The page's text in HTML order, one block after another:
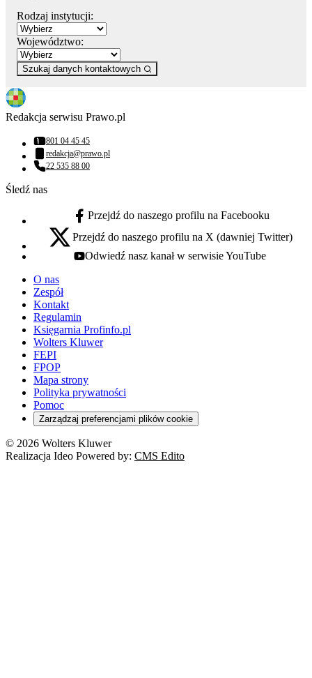
Rodzaj instytucji:
Województwo:
Szukaj danych kontaktowych
Redakcja serwisu Prawo.pl
Numer telefonu:
801 04 45 45
Adres email:
redakcja@prawo.pl
Numer telefonu:
22 535 88 00
Śledź nas
facebook - otwiera się w nowej karcie
Przejdź do naszego profilu na Facebooku
x - otwiera się w nowej karcie
Przejdź do naszego profilu na X (dawniej Twitter)
youtube - otwiera się w nowej karcie
Odwiedź nasz kanał w serwisie YouTube
O nas
Zespół
Kontakt
Regulamin
Księgarnia Profinfo.pl
Wolters Kluwer
FEPI
FPOP
Mapa strony
Polityka prywatności
Pomoc
Zarządzaj preferencjami plików cookie
© 2026 Wolters Kluwer
Realizacja Ideo Powered by: CMS Edito